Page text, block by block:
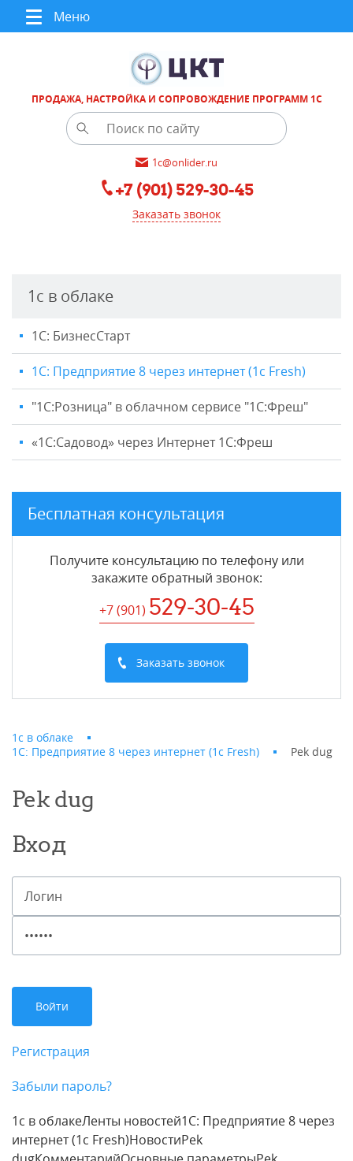
Меню
ПРОДАЖА, НАСТРОЙКА И СОПРОВОЖДЕНИЕ ПРОГРАММ 1С
1c@onlider.ru
+7 (901) 529-30-45
Заказать звонок
1с в облаке
1С: БизнесСтарт
1С: Предприятие 8 через интернет (1c Fresh)
"1C:Розница" в облачном сервисе "1С:Фреш"
«1С:Садовод» через Интернет 1С:Фреш
Бесплатная консультация
Получите консультацию по телефону или
закажите обратный звонок:
+7 (901) 529-30-45
Заказать звонок
1с в облаке
1С: Предприятие 8 через интернет (1c Fresh)
Pek dug
Pek dug
Вход
Регистрация
Забыли пароль?
1с в облакеЛенты новостей1С: Предприятие 8 через
интернет (1c Fresh)НовостиPek